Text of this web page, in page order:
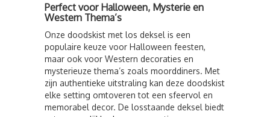
Perfect voor Halloween, Mysterie en
Western Thema’s
Onze doodskist met los deksel is een
populaire keuze voor Halloween feesten,
maar ook voor Western decoraties en
mysterieuze thema’s zoals moorddiners. Met
zijn authentieke uitstraling kan deze doodskist
elke setting omtoveren tot een sfeervol en
memorabel decor. De losstaande deksel biedt